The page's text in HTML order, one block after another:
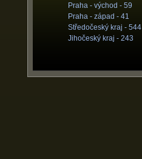
Praha - východ - 59
Praha - západ - 41
Středočeský kraj - 544
Jihočeský kraj - 243